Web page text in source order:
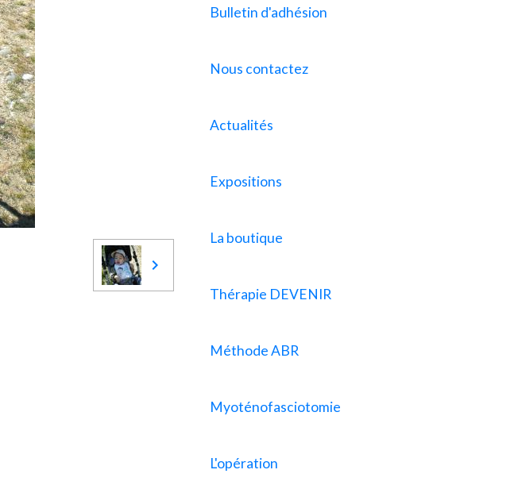
Bulletin d'adhésion
Nous contactez
Actualités
Expositions
La boutique
Thérapie DEVENIR
Méthode ABR
Myoténofasciotomie
L'opération